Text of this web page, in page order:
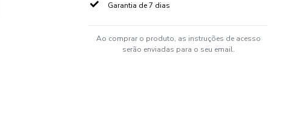
Garantia de 7 dias
Ao comprar o produto, as instruções de acesso
serão enviadas para o seu email.